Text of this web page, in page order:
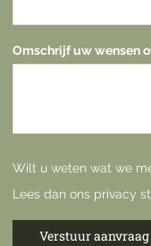
Omschrijf uw wensen
Wilt u weten wat we
Lees dan ons privacy
Verstuur aanvraag